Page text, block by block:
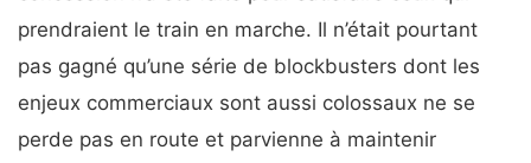
prendraient le train en marche. Il n’était pourtant
pas gagné qu’une série de blockbusters dont les
enjeux commerciaux sont aussi colossaux ne se
perde pas en route et parvienne à maintenir